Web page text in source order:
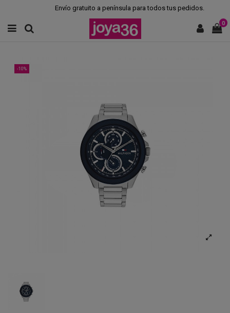
Envío gratuito a península para todos tus pedidos.
0
-10%